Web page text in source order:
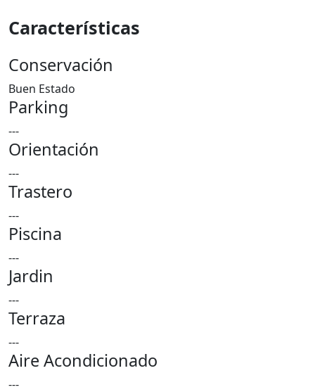
Características
Conservación
Buen Estado
Parking
---
Orientación
---
Trastero
---
Piscina
---
Jardin
---
Terraza
---
Aire Acondicionado
---